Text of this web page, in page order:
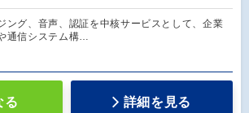
ング、音声、認証を中核サービスとして、企業
通信システム構…
る 詳細を見る